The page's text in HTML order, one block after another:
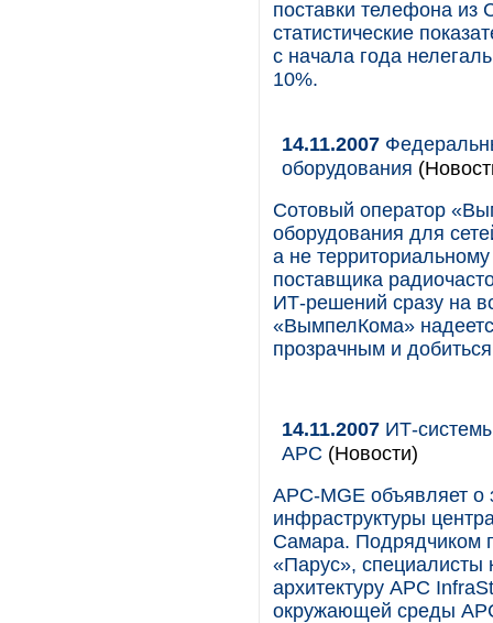
поставки телефона
статистические
с начала года
10%.
14.11.2007
оборудования
Сотовый оператор
оборудования для
а не
поставщика
ИТ-решений сразу на
«ВымпелКома»
прозрачным и
14.11.2007 ИТ-
APC (Новости)
APC-MGE объявляет
инфраструктуры
Самара. Подрядчиком
«Парус», специалисты
архитектуру APC
окружающей среды